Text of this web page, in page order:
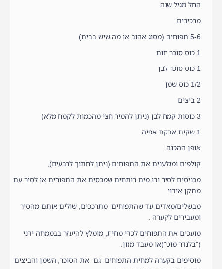
החל מגיל שנה.
מרכיבים:
5-6 תפוחים (מסוג אהוב או מה שיש בבית)
1 כוס סוכר חום
1 כוס סוכר לבן
1/2 כוס שמן
2 ביצים
3 כוסות קמח לבן (ניתן להמיר חצי מהכמות לקמח מלא)
1 שקית אבקת אפיה
אופן ההכנה:
קולפים ומגלענים את התפוחים (ניתן לחתוך לרבעים),
מכניסים לסיר ובו מים רותחים שמכסים את התפוחים או לסיר עם
מתקן אידוי.
מבשלים/מאדים עד שהתפוחים מתרככים, שולים אותם מהסיר
ומעבירים לקערה .
מועכים את התפוחים לכדי מחית, מומלץ להיעזר בבממחה ידני
("בלנדר מוט")או מעבד מזון.
מוסיפים בקערה למחית התפוחים גם את הסוכר, השמן והביצים